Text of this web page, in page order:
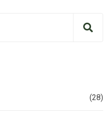
(28)